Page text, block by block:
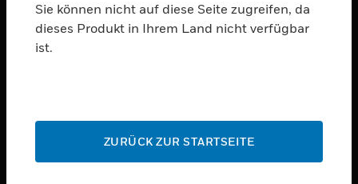
PRODUKTE
toggle view
toggle view
Sie können nicht auf diese Seite zugreifen, da
dieses Produkt in Ihrem Land nicht verfügbar
ist.
ZURÜCK ZUR STARTSEITE